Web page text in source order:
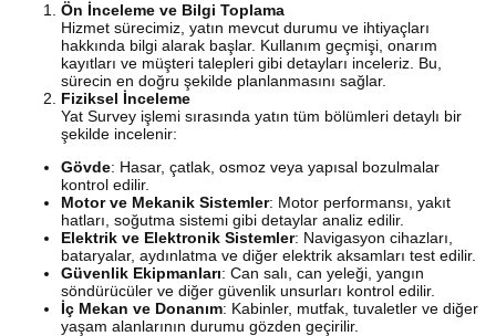
Ön İnceleme ve Bilgi Toplama
Hizmet sürecimiz, yatın mevcut durumu ve ihtiyaçları
hakkında bilgi alarak başlar. Kullanım geçmişi, onarım
kayıtları ve müşteri talepleri gibi detayları inceleriz. Bu,
sürecin en doğru şekilde planlanmasını sağlar.
Fiziksel İnceleme
Yat Survey işlemi sırasında yatın tüm bölümleri detaylı bir
şekilde incelenir:
Gövde: Hasar, çatlak, osmoz veya yapısal bozulmalar
kontrol edilir.
Motor ve Mekanik Sistemler: Motor performansı, yakıt
hatları, soğutma sistemi gibi detaylar analiz edilir.
Elektrik ve Elektronik Sistemler: Navigasyon cihazları,
bataryalar, aydınlatma ve diğer elektrik aksamları test edilir.
Güvenlik Ekipmanları: Can salı, can yeleği, yangın
söndürücüler ve diğer güvenlik unsurları kontrol edilir.
İç Mekan ve Donanım: Kabinler, mutfak, tuvaletler ve diğer
yaşam alanlarının durumu gözden geçirilir.